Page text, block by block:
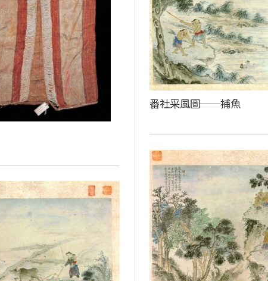
番社采風圖──捕魚